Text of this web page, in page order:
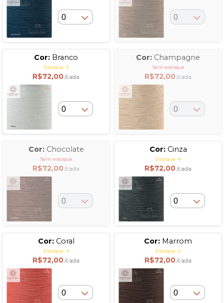
Cor: Branco
Estoque: 3
R$72,00 /cada
Cor: Champagne
Sem estoque
R$72,00 /cada
Cor:Chocolate
Sem estoque
R$72,00 /cada
Cor:Cinza
Estoque: 4
R$72,00 /cada
Cor:Coral
Estoque: 4
R$72,00 /cada
Cor: Marrom
Estoque: 2
R$72,00 /cada